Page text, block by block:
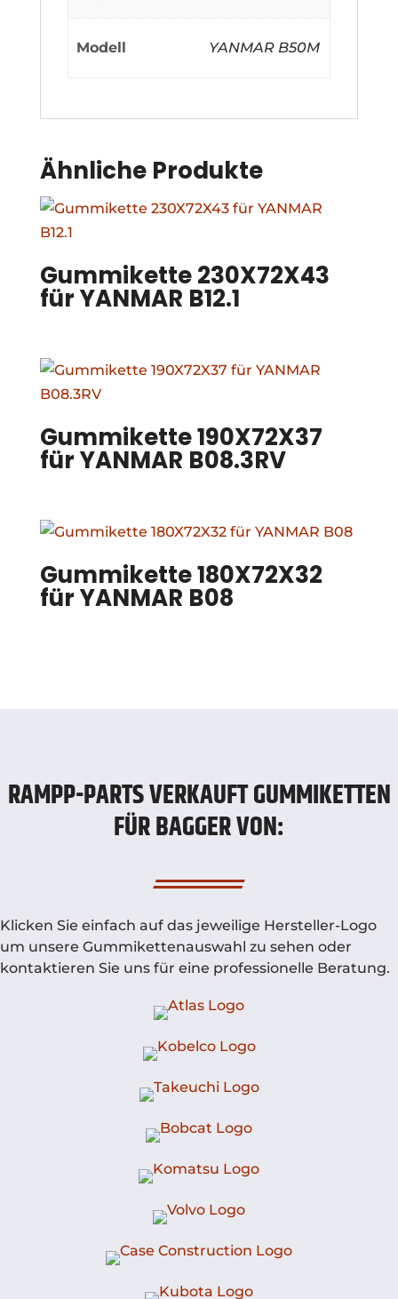
Modell YANMAR B50M
Ähnliche Produkte
Gummikette 230X72X43
für YANMAR B12.1
Gummikette 190X72X37
für YANMAR B08.3RV
Gummikette 180X72X32
für YANMAR B08
RAMPP-PARTS VERKAUFT GUMMIKETTEN
FÜR BAGGER VON:
Klicken Sie einfach auf das jeweilige Hersteller-Logo
um unsere Gummikettenauswahl zu sehen oder
kontaktieren Sie uns für eine professionelle Beratung.